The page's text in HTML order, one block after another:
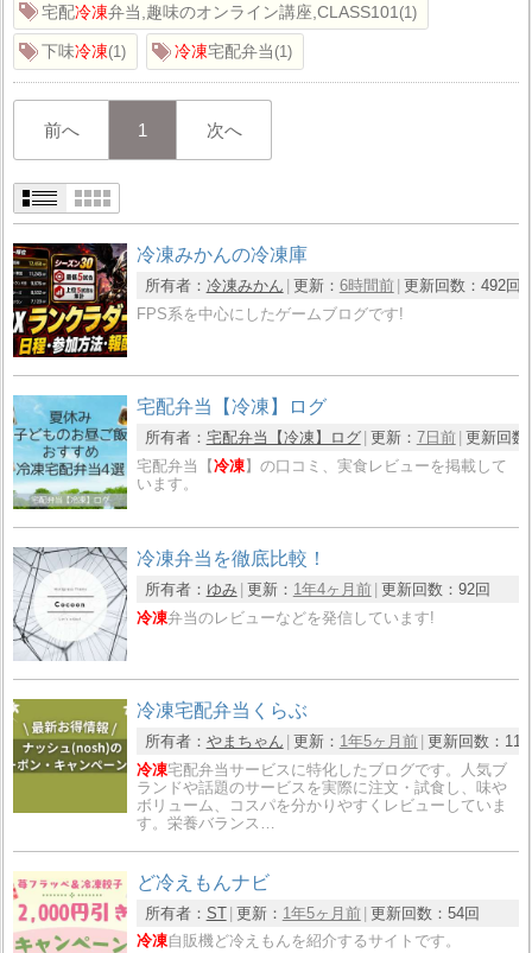
宅配冷凍弁当,趣味のオンライン講座,CLASS101 1
下味冷凍 1 冷凍宅配弁当 1
前へ 1 次へ
冷凍みかんの冷凍庫
所有者： 冷凍みかん 更新： 6時間前 更新回数： 492回
FPS系を中心にしたゲームブログです!
宅配弁当【冷凍】ログ
所有者： 宅配弁当【冷凍】ログ 更新： 7日前 更新回数
宅配弁当【冷凍】の口コミ、実食レビューを掲載して
います。
冷凍弁当を徹底比較！
所有者： ゆみ 更新： 1年4ヶ月前 更新回数： 92回
冷凍弁当のレビューなどを発信しています!
冷凍宅配弁当くらぶ
所有者： やまちゃん 更新： 1年5ヶ月前 更新回数： 11
冷凍宅配弁当サービスに特化したブログです。人気ブ
ランドや話題のサービスを実際に注文・試食し、味や
ボリューム、コスパを分かりやすくレビューしていま
す。栄養バランス…
ど冷えもんナビ
所有者： ST 更新： 1年5ヶ月前 更新回数： 54回
冷凍自販機ど冷えもんを紹介するサイトです。